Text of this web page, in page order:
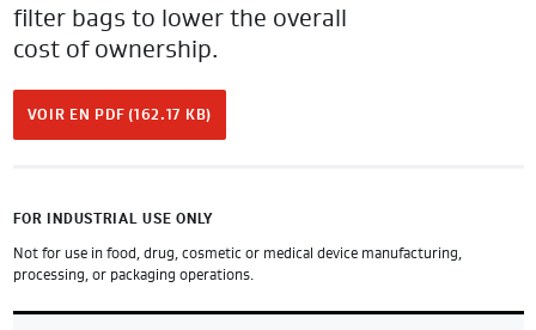
filter bags to lower the overall
cost of ownership.
VOIR EN PDF (162.17 KB)
FOR INDUSTRIAL USE ONLY
Not for use in food, drug, cosmetic or medical device manufacturing,
processing, or packaging operations.